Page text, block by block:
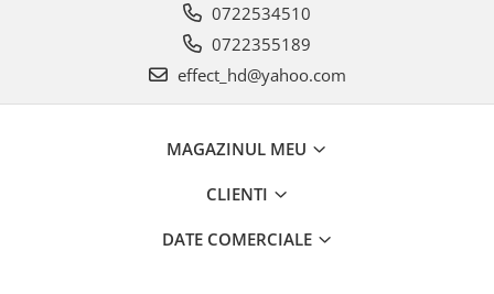
0722534510
0722355189
effect_hd@yahoo.com
MAGAZINUL MEU
CLIENTI
DATE COMERCIALE